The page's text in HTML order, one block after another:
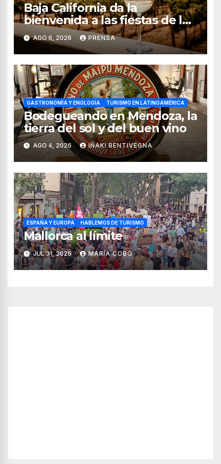
Baja California da la
bienvenida a las fiestas de la
vendimia 2026
AGO 6, 2026 PRENSA
GASTRONOMÍA Y ENOLOGÍA TURISMO EN LATINOAMÉRICA
Bodegueando en Mendoza, la
tierra del sol y del buen vino
AGO 4, 2026 IÑAKI BENTIVEGNA
ESPAÑA Y EUROPA HABLEMOS DE TURISMO
Mallorca al límite
JUL 31, 2026 MARÍA COBO